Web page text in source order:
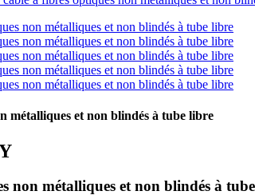
métalliques et non blindés à tube libre
non métalliques et non blindés à